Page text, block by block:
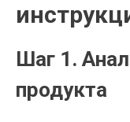
Шаг 1.
продукта